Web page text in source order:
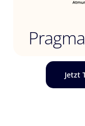
Jetzt